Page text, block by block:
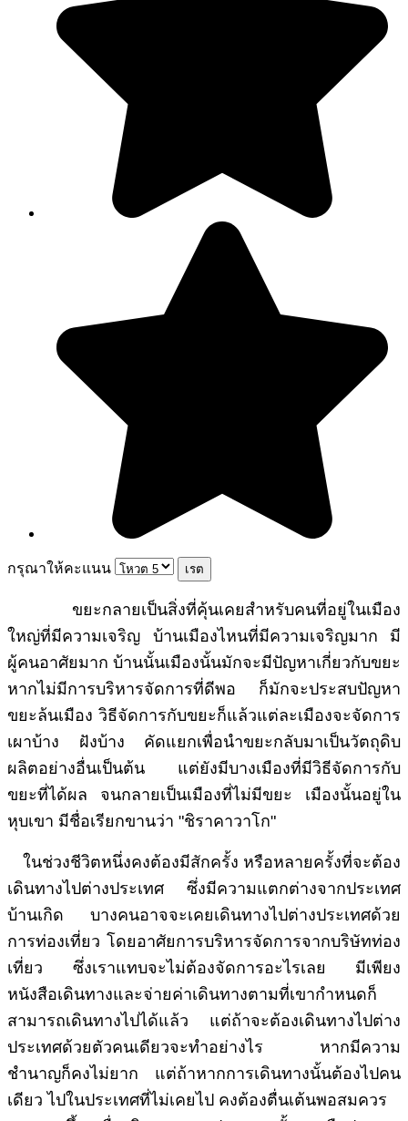
กรุณาให้คะแนน
ขยะกลายเป็นสิ่งที่คุ้นเคยสำหรับคนที่อยู่ในเมือง
ใหญ่ที่มีความเจริญ บ้านเมืองไหนที่มีความเจริญมาก มี
ผู้คนอาศัยมาก บ้านนั้นเมืองนั้นมักจะมีปัญหาเกี่ยวกับขยะ
หากไม่มีการบริหารจัดการที่ดีพอ ก็มักจะประสบปัญหา
ขยะล้นเมือง วิธีจัดการกับขยะก็แล้วแต่ละเมืองจะจัดการ
เผาบ้าง ฝังบ้าง คัดแยกเพื่อนำขยะกลับมาเป็นวัตถุดิบ
ผลิตอย่างอื่นเป็นต้น แต่ยังมีบางเมืองที่มีวิธีจัดการกับ
ขยะที่ได้ผล จนกลายเป็นเมืองที่ไม่มีขยะ เมืองนั้นอยู่ใน
หุบเขา มีชื่อเรียกขานว่า "ชิราคาวาโก"
ในช่วงชีวิตหนึ่งคงต้องมีสักครั้ง หรือหลายครั้งที่จะต้อง
เดินทางไปต่างประเทศ ซึ่งมีความแตกต่างจากประเทศ
บ้านเกิด บางคนอาจจะเคยเดินทางไปต่างประเทศด้วย
การท่องเที่ยว โดยอาศัยการบริหารจัดการจากบริษัทท่อง
เที่ยว ซึ่งเราแทบจะไม่ต้องจัดการอะไรเลย มีเพียง
หนังสือเดินทางและจ่ายค่าเดินทางตามที่เขากำหนดก็
สามารถเดินทางไปได้แล้ว แต่ถ้าจะต้องเดินทางไปต่าง
ประเทศด้วยตัวคนเดียวจะทำอย่างไร หากมีความ
ชำนาญก็คงไม่ยาก แต่ถ้าหากการเดินทางนั้นต้องไปคน
เดียว ไปในประเทศที่ไม่เคยไป คงต้องตื่นเต้นพอสมควร